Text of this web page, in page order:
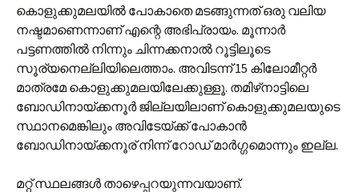
കൊളുക്കുമലയില്‍ പോകാതെ മടങ്ങുന്നത് ഒരു വലിയ
നഷ്ടമാണെന്നാണ് എന്റെ അഭിപ്രായം. മൂന്നാര്‍
പട്ടണത്തില്‍ നിന്നും ചിന്നക്കനാല്‍ റൂട്ടിലൂടെ
സൂര്യനെല്ലിയിലെത്താം. അവിടന്ന് 15 കിലോമീറ്റര്‍
മാത്രമേ കൊളുക്കുമലയിലേക്കുള്ളൂ. തമിഴ്‌നാട്ടിലെ
ബോഡിനായ്ക്കനൂര്‍ ജില്ലയിലാണ് കൊളുക്കുമലയുടെ
സ്ഥാനമെങ്കിലും അവിടേയ്ക്ക് പോകാന്‍
ബോഡിനായ്ക്കനൂര് നിന്ന് റോ‍ഡ് മാര്‍ഗ്ഗമൊന്നും ഇല്ല.
മറ്റ് സ്ഥലങ്ങള്‍ താഴെപ്പറയുന്നവയാണ്.